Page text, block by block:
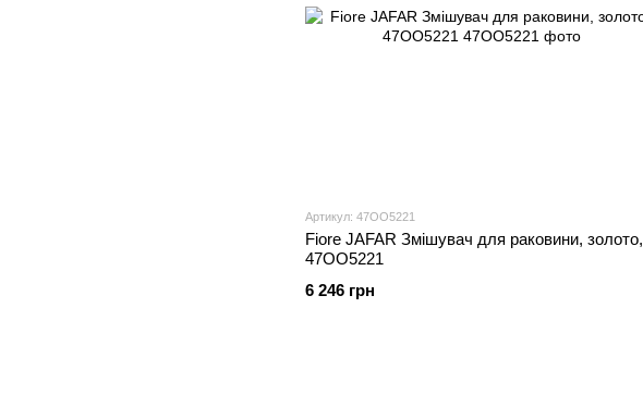
Артикул: 47OO5221
Fiore JAFAR Змішувач для раковини, золото,
47OO5221
6 246 грн